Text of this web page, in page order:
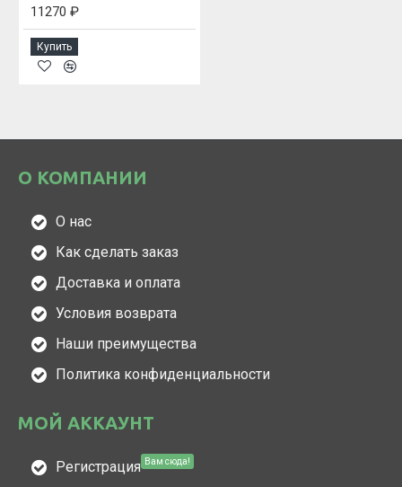
11270 ₽
Купить
О КОМПАНИИ
О нас
Как сделать заказ
Доставка и оплата
Условия возврата
Наши преимущества
Политика конфиденциальности
МОЙ АККАУНТ
Регистрация Вам сюда!